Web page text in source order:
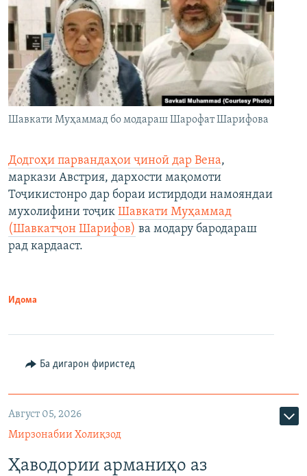
Шавкати Муҳаммад бо модараш Шарофат Шарифова
Додгоҳи парвандаҳои ҷиноӣ дар Вена,
маркази Австрия, дархости мақомоти
Тоҷикистонро дар бораи истирдоди намояндаи
мухолифини тоҷик Шавкати Муҳаммад
(Шавкатҷон Шарифов) ва модару бародараш
рад кардааст.
Идома
Ба дигарон фиристед
Август 05, 2026
Мирзонабии Холиқзод
Ҳаводории арманиҳо аз